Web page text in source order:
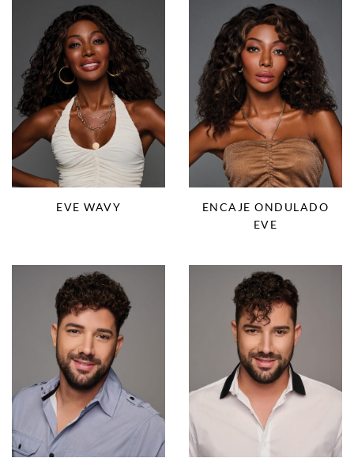
EVE WAVY
ENCAJE ONDULADO
EVE